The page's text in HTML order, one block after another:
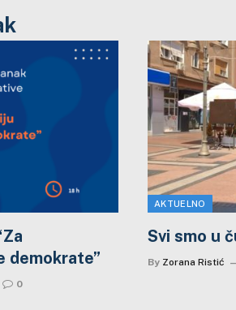
demokrate”
0
AKTUELNO
Svi smo u
By Zorana Ristić